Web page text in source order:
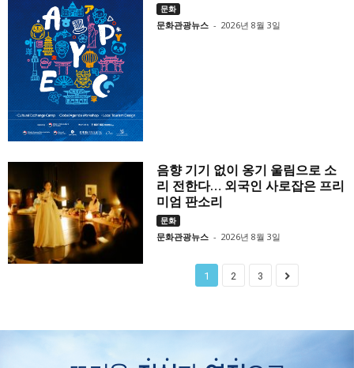
문화
문화관광뉴스 - 2026년 8월 3일
음향 기기 없이 옹기 울림으로 소
리 전한다… 외국인 사로잡은 프리
미엄 판소리
문화
문화관광뉴스 - 2026년 8월 3일
1 2 3